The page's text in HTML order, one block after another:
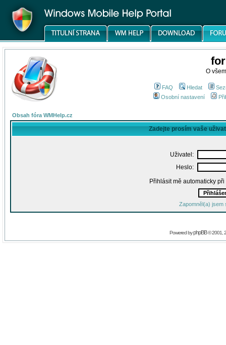
O
FAQ Hledat
Osobní nastavení
Obsah fóra WMHelp.cz
Zadejte prosím vaše
Uživatel:
Heslo:
Přihlásit mě automaticky
Zapomněl(a) jsem
Powered byphpBB© 2001,